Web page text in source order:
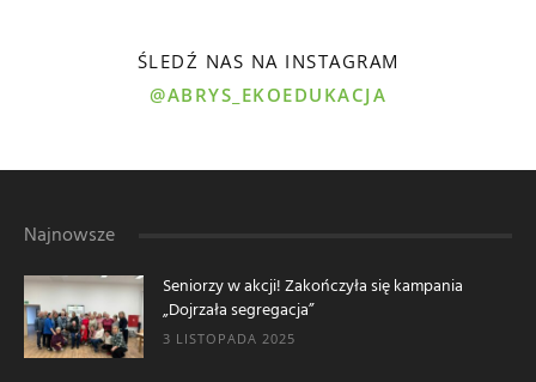
ŚLEDŹ NAS NA INSTAGRAM
@ABRYS_EKOEDUKACJA
Najnowsze
Seniorzy w akcji! Zakończyła się kampania
„Dojrzała segregacja”
3 LISTOPADA 2025